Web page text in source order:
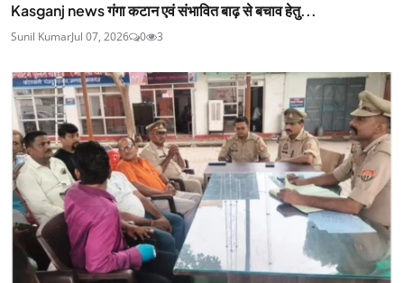
Kasganj news गंगा कटान एवं संभावित बाढ़ से बचाव हेतु...
Sunil KumarJul 07, 2026 0 3